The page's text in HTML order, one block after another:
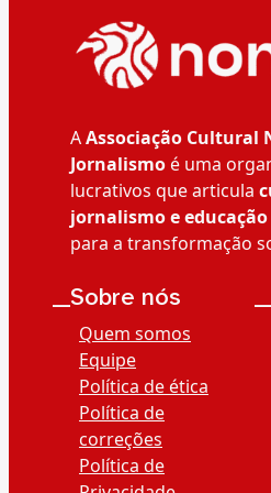
AAssociação Cultural
Jornalismoé uma
lucrativos que articula
jornalismo e educação
para a transformação
__Sobre nós
Quem somos
Equipe
Política de ética
Política de
correções
Política de